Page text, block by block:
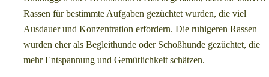
Rassen für bestimmte Aufgaben gezüchtet wurden, die viel
Ausdauer und Konzentration erfordern. Die ruhigeren Rassen
wurden eher als Begleithunde oder Schoßhunde gezüchtet, die
mehr Entspannung und Gemütlichkeit schätzen.